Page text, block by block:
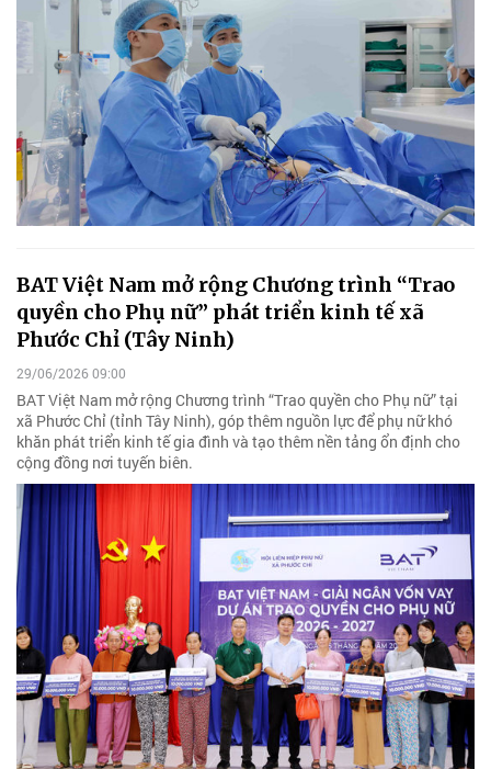
BAT Việt Nam mở rộng Chương trình “Trao
quyền cho Phụ nữ” phát triển kinh tế xã
Phước Chỉ (Tây Ninh)
29/06/2026 09:00
BAT Việt Nam mở rộng Chương trình “Trao quyền cho Phụ nữ” tại
xã Phước Chỉ (tỉnh Tây Ninh), góp thêm nguồn lực để phụ nữ khó
khăn phát triển kinh tế gia đình và tạo thêm nền tảng ổn định cho
cộng đồng nơi tuyến biên.